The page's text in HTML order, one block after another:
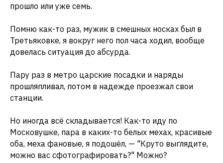
прошло или уже семь.
Помню как-то раз, мужик в смешных носках был в
Третьяковке, я вокруг него пол часа ходил, вообще
довелась ситуация до абсурда.
Пару раз в метро царские посадки и наряды
прошляпливал, потом в надежде проезжал свои
станции.
Но иногда всё складывается! Как-то иду по
Московушке, пара в каких-то белых мехах, красивые
оба, меха фановые, я подошёл, — "Круто выглядите,
можно вас сфотографировать?" Можно?